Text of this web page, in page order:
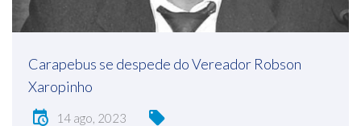
Carapebus se despede do Vereador Robson
Xaropinho
14 ago, 2023